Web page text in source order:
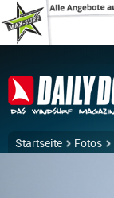
Startseite Fotos